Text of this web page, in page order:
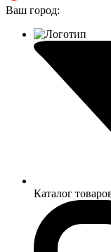
Ваш город:
Каталог